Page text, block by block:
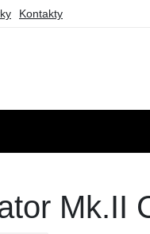
Kontakty
Mk.II